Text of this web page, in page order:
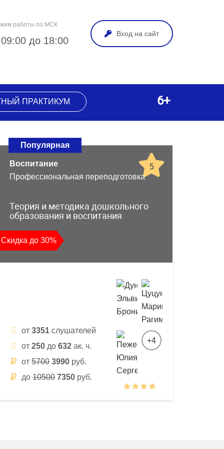
работы по МСК
до 18:00
Вход на сайт
ПРАКТИКУМ 6+
Популярная
5
Воспитание
Профессиональная переподготовка
Теория и методика дошкольного
образования и воспитания
Скидка до 30%
от 3351 слушателей
от 250 до 632 ак. ч.
от 5700 3990 руб.
до 10500 7350 руб.
+4